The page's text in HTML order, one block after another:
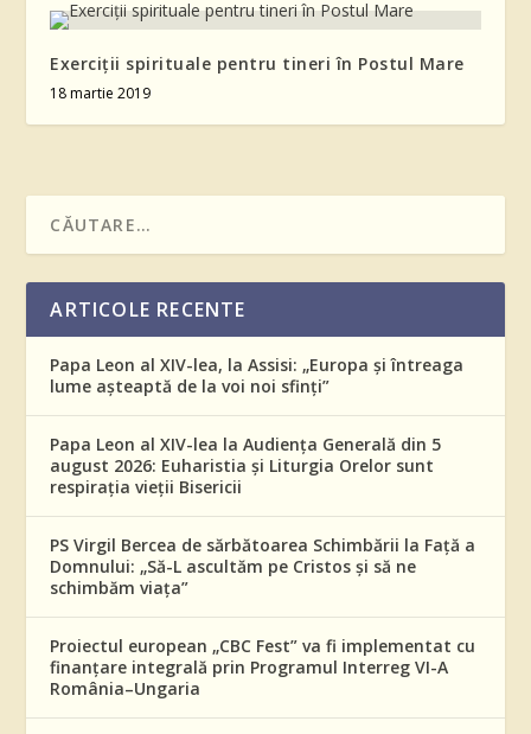
Exerciții spirituale pentru tineri în Postul Mare
18 martie 2019
ARTICOLE RECENTE
Papa Leon al XIV-lea, la Assisi: „Europa și întreaga
lume așteaptă de la voi noi sfinți”
Papa Leon al XIV-lea la Audiența Generală din 5
august 2026: Euharistia și Liturgia Orelor sunt
respirația vieții Bisericii
PS Virgil Bercea de sărbătoarea Schimbării la Față a
Domnului: „Să-L ascultăm pe Cristos și să ne
schimbăm viața”
Proiectul european „CBC Fest” va fi implementat cu
finanțare integrală prin Programul Interreg VI-A
România–Ungaria